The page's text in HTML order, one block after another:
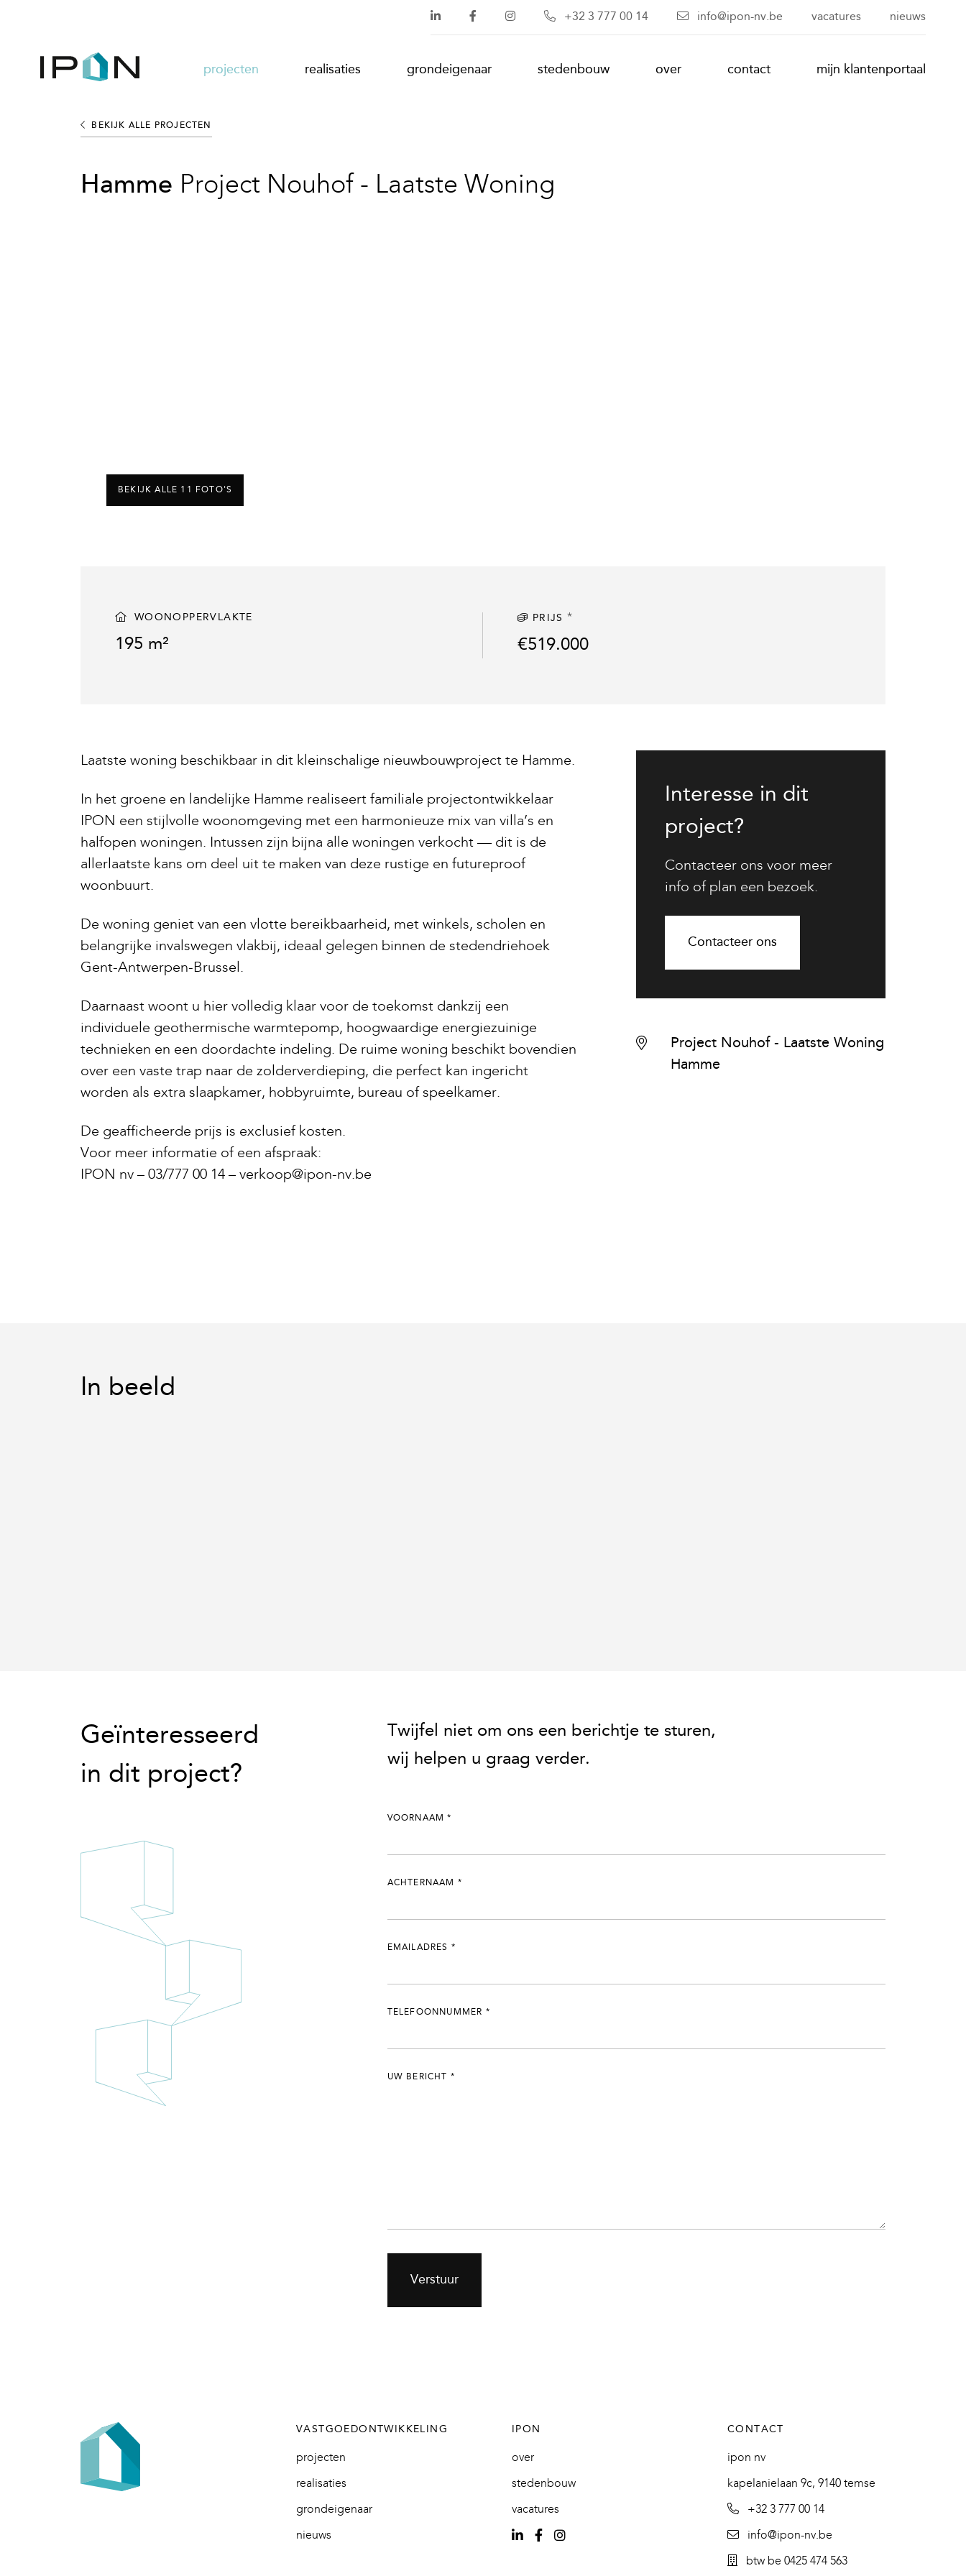
+32 3 777 00 14 info@ipon-nv.be vacatures nieuws
projecten realisaties grondeigenaar stedenbouw over contact mijn klantenportaal
BEKIJK ALLE PROJECTEN
Hamme Project Nouhof - Laatste Woning
BEKIJK ALLE 11 FOTO'S
WOONOPPERVLAKTE
195 m²
PRIJS *
€519.000
Laatste woning beschikbaar in dit kleinschalige nieuwbouwproject te Hamme.
In het groene en landelijke Hamme realiseert familiale projectontwikkelaar
IPON een stijlvolle woonomgeving met een harmonieuze mix van villa’s en
halfopen woningen. Intussen zijn bijna alle woningen verkocht — dit is de
allerlaatste kans om deel uit te maken van deze rustige en futureproof
woonbuurt.
De woning geniet van een vlotte bereikbaarheid, met winkels, scholen en
belangrijke invalswegen vlakbij, ideaal gelegen binnen de stedendriehoek
Gent-Antwerpen-Brussel.
Daarnaast woont u hier volledig klaar voor de toekomst dankzij een
individuele geothermische warmtepomp, hoogwaardige energiezuinige
technieken en een doordachte indeling. De ruime woning beschikt bovendien
over een vaste trap naar de zolderverdieping, die perfect kan ingericht
worden als extra slaapkamer, hobbyruimte, bureau of speelkamer.
De geafficheerde prijs is exclusief kosten.
Voor meer informatie of een afspraak:
IPON nv – 03/777 00 14 – verkoop@ipon-nv.be
Interesse in dit
project?
Contacteer ons voor meer
info of plan een bezoek.
Contacteer ons
Project Nouhof - Laatste Woning
Hamme
In beeld
Geïnteresseerd
in dit project?
Twijfel niet om ons een berichtje te sturen,
wij helpen u graag verder.
VOORNAAM*
ACHTERNAAM *
EMAILADRES *
TELEFOONNUMMER *
UW BERICHT *
Verstuur
VASTGOEDONTWIKKELING
projecten
realisaties
grondeigenaar
nieuws
IPON
over
stedenbouw
vacatures
CONTACT
ipon nv
kapelanielaan 9c, 9140 temse
+32 3 777 00 14
info@ipon-nv.be
btw be 0425 474 563